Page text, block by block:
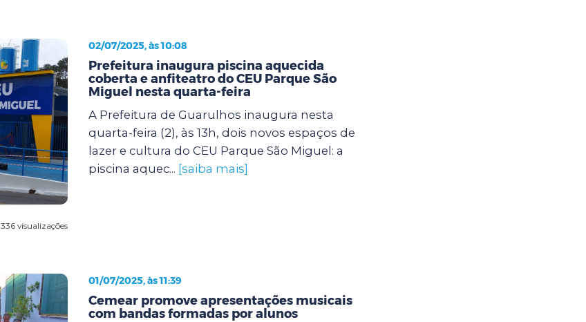
336 visualizações
02/07/2025, às 10:08
Prefeitura inaugura piscina aquecida
coberta e anfiteatro do CEU Parque São
Miguel nesta quarta-feira
A Prefeitura de Guarulhos inaugura nesta
quarta-feira (2), às 13h, dois novos espaços de
lazer e cultura do CEU Parque São Miguel: a
piscina aquec... [saiba mais]
01/07/2025, às 11:39
Cemear promove apresentações musicais
com bandas formadas por alunos